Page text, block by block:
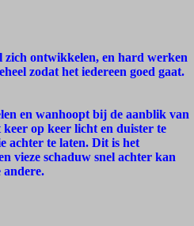
zich ontwikkelen, en hard werken
zodat het iedereen goed gaat.
en wanhoopt bij de aanblik van
op keer licht en duister te
achter te laten. Dit is het
vieze schaduw snel achter kan
andere.